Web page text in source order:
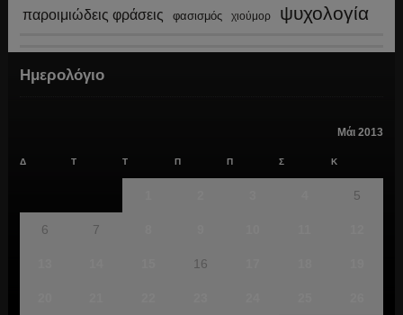
παροιμιώδεις φράσεις φασισμός χιούμορ ψυχολογία
Ημερολόγιο
Μάι 2013
Δ Τ Τ Π Π Σ Κ
5
6 7
16